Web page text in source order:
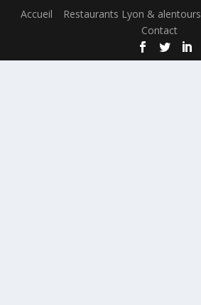
Accueil Restaurants Lyon & alentours
Contact